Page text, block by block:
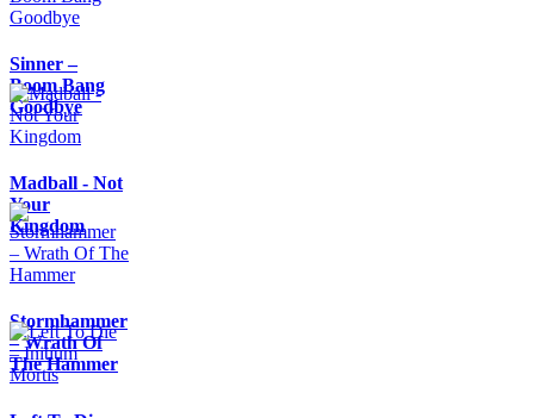
Sinner –
Boom Bang
Goodbye
Madball - Not
Your
Kingdom
Stormhammer
– Wrath Of
The Hammer